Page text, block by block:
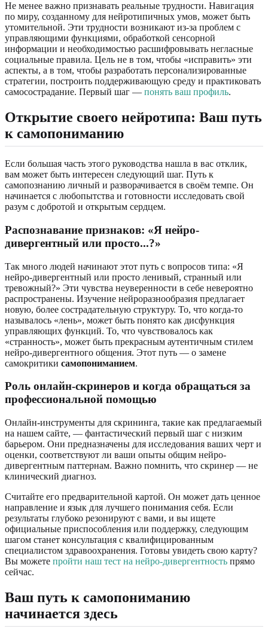
Не менее важно признавать реальные трудности. Навигация
по миру, созданному для нейротипичных умов, может быть
утомительной. Эти трудности возникают из-за проблем с
управляющими функциями, обработкой сенсорной
информации и необходимостью расшифровывать негласные
социальные правила. Цель не в том, чтобы «исправить» эти
аспекты, а в том, чтобы разработать персонализированные
стратегии, построить поддерживающую среду и практиковать
самосострадание. Первый шаг — понять ваш профиль.
Открытие своего нейротипа: Ваш путь
к самопониманию
Если большая часть этого руководства нашла в вас отклик,
вам может быть интересен следующий шаг. Путь к
самопознанию личный и разворачивается в своём темпе. Он
начинается с любопытства и готовности исследовать свой
разум с добротой и открытым сердцем.
Распознавание признаков: «Я нейро-
дивергентный или просто...?»
Так много людей начинают этот путь с вопросов типа: «Я
нейро-дивергентный или просто ленивый, странный или
тревожный?» Эти чувства неуверенности в себе невероятно
распространены. Изучение нейроразнообразия предлагает
новую, более сострадательную структуру. То, что когда-то
называлось «лень», может быть понято как дисфункция
управляющих функций. То, что чувствовалось как
«странность», может быть прекрасным аутентичным стилем
нейро-дивергентного общения. Этот путь — о замене
самокритики самопониманием.
Роль онлайн-скринеров и когда обращаться за
профессиональной помощью
Онлайн-инструменты для скрининга, такие как предлагаемый
на нашем сайте, — фантастический первый шаг с низким
барьером. Они предназначены для исследования ваших черт и
оценки, соответствуют ли ваши опыты общим нейро-
дивергентным паттернам. Важно помнить, что скринер — не
клинический диагноз.
Считайте его предварительной картой. Он может дать ценное
направление и язык для лучшего понимания себя. Если
результаты глубоко резонируют с вами, и вы ищете
официальные приспособления или поддержку, следующим
шагом станет консультация с квалифицированным
специалистом здравоохранения. Готовы увидеть свою карту?
Вы можете пройти наш тест на нейро-дивергентность прямо
сейчас.
Ваш путь к самопониманию
начинается здесь